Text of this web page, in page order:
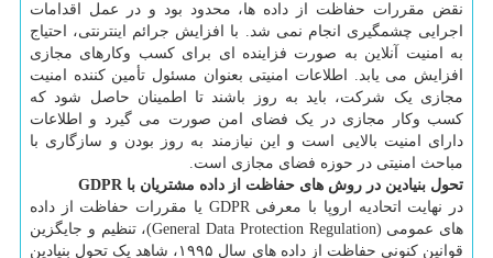
نقض مقررات حفاظت از داده ها، محدود بود و در عمل اقدامات
اجرایی چشمگیری انجام نمی شد. با افزایش جرائم اینترنتی، احتیاج
به امنیت آنلاین به صورت فزاینده ای برای کسب وکارهای مجازی
افزایش می یابد. اطلاعات امنیتی بعنوان مسئول تأمین کننده امنیت
مجازی یک شرکت، باید به روز باشند تا اطمینان حاصل شود که
کسب وکار مجازی در یک فضای امن صورت می گیرد و اطلاعات
دارای امنیت بالایی است و این نیازمند به روز بودن و سازگاری با
مباحث امنیتی در حوزه فضای مجازی است.
تحول بنیادین در روش های حفاظت از داده مشتریان با GDPR
در نهایت اتحادیه اروپا با معرفی GDPR یا مقررات حفاظت از داده
های عمومی (General Data Protection Regulation)، تنظیم و جایگزین
قوانین کنونی حفاظت از داده های سال ۱۹۹۵، شاهد یک تحول بنیادین